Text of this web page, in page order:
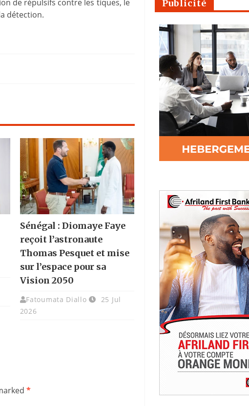
de répulsifs contre les tiques, le
détection.
Sénégal : Diomaye Faye
reçoit l’astronaute
Thomas Pesquet et mise
sur l’espace pour sa
Vision 2050
Fatoumata Diallo
25 Jul
2026
*
Publicité